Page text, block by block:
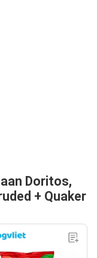
Doritos,
+ Quaker